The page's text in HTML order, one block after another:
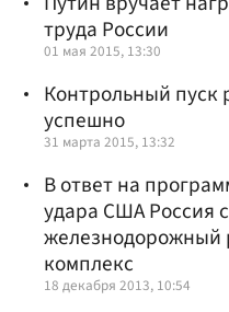
труда России
01 мая 2015, 13:30
Контрольный
успешно
31 марта 2015, 13:32
В ответ на
удара США Россия
железнодорожный
комплекс
18 декабря 2013, 10:54